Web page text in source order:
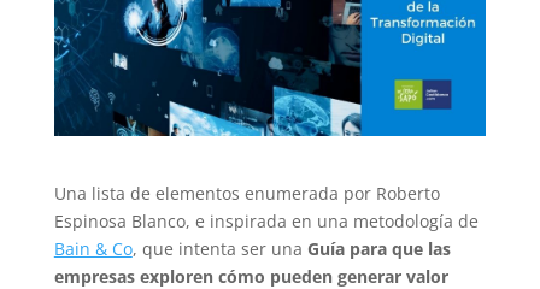
Una lista de elementos enumerada por Roberto
Espinosa Blanco, e inspirada en una metodología de
Bain & Co, que intenta ser una Guía para que las
empresas exploren cómo pueden generar valor